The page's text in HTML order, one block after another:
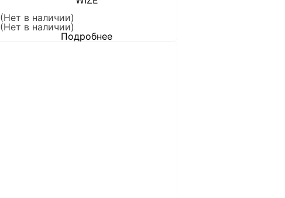
(Нет в наличии)
(Нет в наличии)
Подробнее